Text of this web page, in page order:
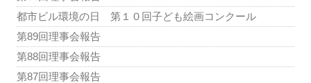
都市ビル環境の日 第１０回子ども絵画コンクール
第89回理事会報告
第88回理事会報告
第87回理事会報告